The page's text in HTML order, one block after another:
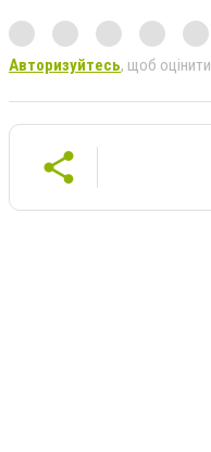
Авторизуйтесь, щоб оцінити